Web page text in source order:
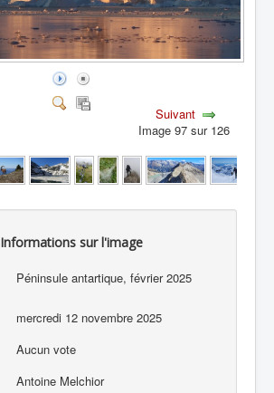
Suivant
Image 97 sur 126
Informations sur l'image
Péninsule antartique, février 2025
mercredi 12 novembre 2025
Aucun vote
Antoine Melchior